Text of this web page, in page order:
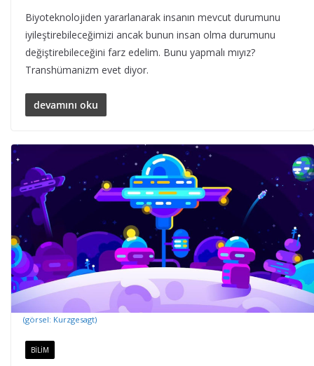
Biyoteknolojiden yararlanarak insanın mevcut durumunu
iyileştirebileceğimizi ancak bunun insan olma durumunu
değiştirebileceğini farz edelim. Bunu yapmalı mıyız?
Transhümanizm evet diyor.
devamını oku
(görsel: Kurzgesagt)
BILIM